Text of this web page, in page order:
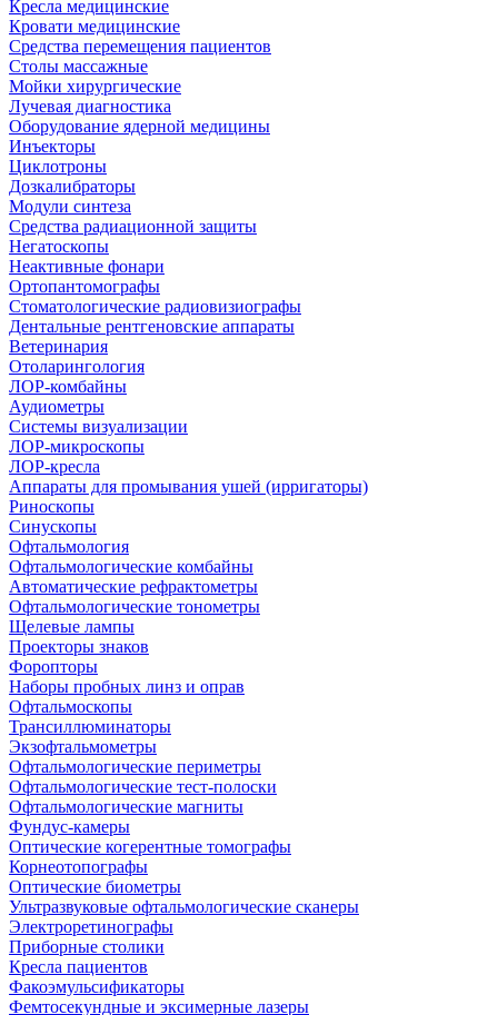
Кресла медицинские
Кровати медицинские
Средства перемещения пациентов
Столы массажные
Мойки хирургические
Лучевая диагностика
Оборудование ядерной медицины
Инъекторы
Циклотроны
Дозкалибраторы
Модули синтеза
Средства радиационной защиты
Негатоскопы
Неактивные фонари
Ортопантомографы
Стоматологические радиовизиографы
Дентальные рентгеновские аппараты
Ветеринария
Отоларингология
ЛОР-комбайны
Аудиометры
Системы визуализации
ЛОР-микроскопы
ЛОР-кресла
Аппараты для промывания ушей (ирригаторы)
Риноскопы
Синускопы
Офтальмология
Офтальмологические комбайны
Автоматические рефрактометры
Офтальмологические тонометры
Щелевые лампы
Проекторы знаков
Форопторы
Наборы пробных линз и оправ
Офтальмоскопы
Трансиллюминаторы
Экзофтальмометры
Офтальмологические периметры
Офтальмологические тест-полоски
Офтальмологические магниты
Фундус-камеры
Оптические когерентные томографы
Корнеотопографы
Оптические биометры
Ультразвуковые офтальмологические сканеры
Электроретинографы
Приборные столики
Кресла пациентов
Факоэмульсификаторы
Фемтосекундные и эксимерные лазеры